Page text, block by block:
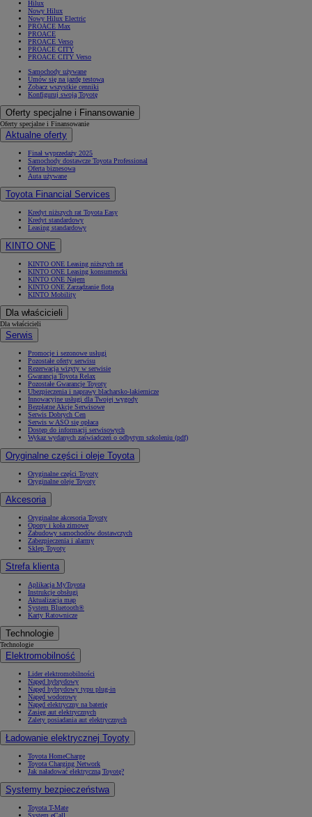
Hilux
Nowy Hilux
Nowy Hilux Electric
PROACE Max
PROACE
PROACE Verso
PROACE CITY
PROACE CITY Verso
Samochody używane
Umów się na jazdę testową
Zobacz wszystkie cenniki
Konfiguruj swoją Toyotę
Oferty specjalne i Finansowanie
Oferty specjalne i Finansowanie
Aktualne oferty
Finał wyprzedaży 2025
Samochody dostawcze Toyota Professional
Oferta biznesowa
Auta używane
Toyota Financial Services
Kredyt niższych rat Toyota Easy
Kredyt standardowy
Leasing standardowy
KINTO ONE
KINTO ONE Leasing niższych rat
KINTO ONE Leasing konsumencki
KINTO ONE Najem
KINTO ONE Zarządzanie flotą
KINTO Mobility
Dla właścicieli
Dla właścicieli
Serwis
Promocje i sezonowe usługi
Pozostałe oferty serwisu
Rezerwacja wizyty w serwisie
Gwarancja Toyota Relax
Pozostałe Gwarancje Toyoty
Ubezpieczenia i naprawy blacharsko-lakiernicze
Innowacyjne usługi dla Twojej wygody
Bezpłatne Akcje Serwisowe
Serwis Dobrych Cen
Serwis w ASO się opłaca
Dostęp do informacji serwisowych
Wykaz wydanych zaświadczeń o odbytym szkoleniu (pdf)
Oryginalne części i oleje Toyota
Oryginalne części Toyoty
Oryginalne oleje Toyoty
Akcesoria
Oryginalne akcesoria Toyoty
Opony i koła zimowe
Zabudowy samochodów dostawczych
Zabezpieczenia i alarmy
Sklep Toyoty
Strefa klienta
Aplikacja MyToyota
Instrukcje obsługi
Aktualizacja map
System Bluetooth®
Karty Ratownicze
Technologie
Technologie
Elektromobilność
Lider elektromobilności
Napęd hybrydowy
Napęd hybrydowy typu plug-in
Napęd wodorowy
Napęd elektryczny na baterię
Zasięg aut elektrycznych
Zalety posiadania aut elektrycznych
Ładowanie elektrycznej Toyoty
Toyota HomeCharge
Toyota Charging Network
Jak naładować elektryczną Toyotę?
Systemy bezpieczeństwa
Toyota T-Mate
System eCall